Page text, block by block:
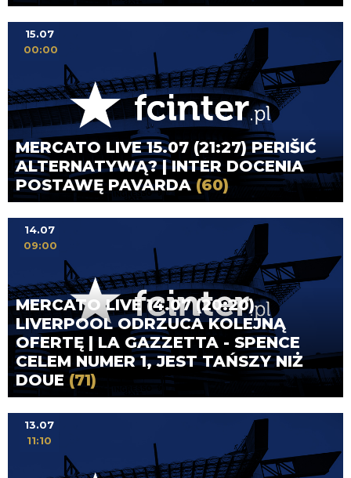
MERCATO LIVE 15.07 (21:27) PERIŠIĆ
ALTERNATYWĄ? | INTER DOCENIA
POSTAWĘ PAVARDA (60)
15.07
00:00
MERCATO LIVE 14.07 (20:20)
LIVERPOOL ODRZUCA KOLEJNĄ
OFERTĘ | LA GAZZETTA - SPENCE
CELEM NUMER 1, JEST TAŃSZY NIŻ
DOUE (71)
14.07
09:00
13.07
11:10